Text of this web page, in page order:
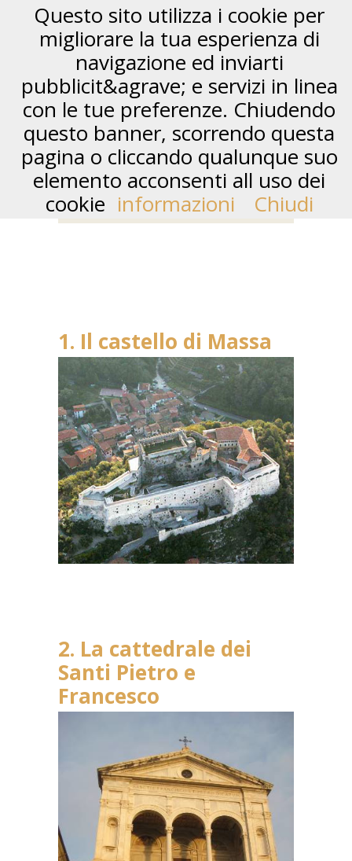
COSA VEDERE A MASSA
1. Il castello di Massa
2. La cattedrale dei
Santi Pietro e
Francesco
Questo sito utilizza i cookie per
migliorare la tua esperienza di
navigazione ed inviarti
pubblicit&agrave; e servizi in linea
con le tue preferenze. Chiudendo
questo banner, scorrendo questa
pagina o cliccando qualunque suo
elemento acconsenti all uso dei
cookie informazioni Chiudi